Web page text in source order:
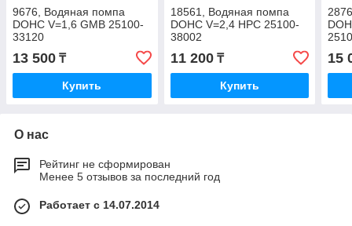
9676, Водяная помпа
DOHC V=1,6 GMB 25100-
33120
13 500 ₸
Купить
18561, Водяная помпа
DOHC V=2,4 HPC 25100-
38002
11 200₸
Купить
15
О нас
Рейтинг не сформирован
Менее 5 отзывов за последний год
Работает с 14.07.2014